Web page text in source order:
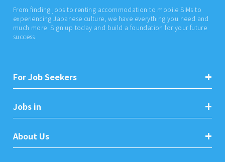
From finding jobs to renting accommodation to mobile SIMs to
experiencing Japanese culture, we have everything you need and
much more. Sign up today and build a foundation for your future
success.
For Job Seekers
Jobs in
About Us